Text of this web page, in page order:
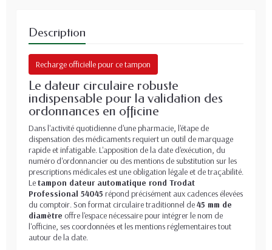
Description
Recharge officielle pour ce tampon
Le dateur circulaire robuste
indispensable pour la validation des
ordonnances en officine
Dans l'activité quotidienne d'une pharmacie, l'étape de
dispensation des médicaments requiert un outil de marquage
rapide et infatigable. L'apposition de la date d'exécution, du
numéro d'ordonnancier ou des mentions de substitution sur les
prescriptions médicales est une obligation légale et de traçabilité.
Letampon dateur automatique rond Trodat
Professional 54045 répond précisément aux cadences élevées
du comptoir. Son format circulaire traditionnel de45 mm de
diamètre offre l'espace nécessaire pour intégrer le nom de
l'officine, ses coordonnées et les mentions réglementaires tout
autour de la date.